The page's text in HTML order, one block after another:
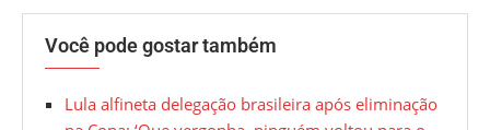
Você pode gostar também
Lula alfineta delegação brasileira após eliminação